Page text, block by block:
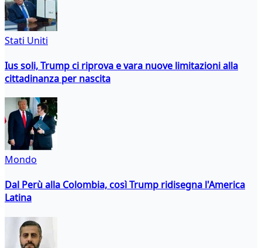
Stati Uniti
Ius soli, Trump ci riprova e vara nuove limitazioni alla
cittadinanza per nascita
Mondo
Dal Perù alla Colombia, così Trump ridisegna l'America
Latina